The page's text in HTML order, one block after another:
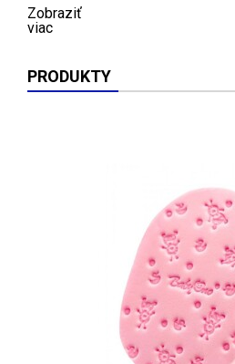
Zobraziť
viac
PRODUKTY